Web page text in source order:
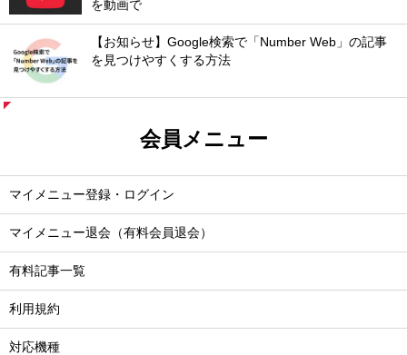
を動画で
【お知らせ】Google検索で「Number Web」の記事
を見つけやすくする方法
会員メニュー
マイメニュー登録・ログイン
マイメニュー退会（有料会員退会）
有料記事一覧
利用規約
対応機種